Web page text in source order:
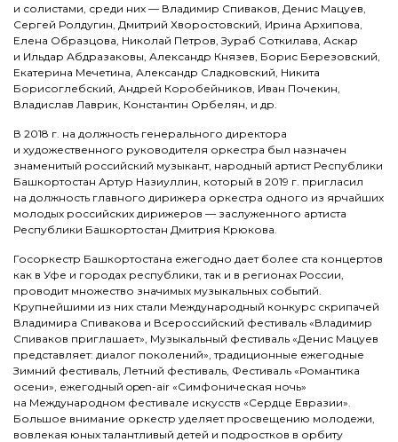
и солистами, среди них — Владимир Спиваков, Денис Мацуев,
Сергей Ролдугин, Дмитрий Хворостовский, Ирина Архипова,
Елена Образцова, Николай Петров, Зураб Соткилава, Аскар
и Ильдар Абдразаковы, Александр Князев, Борис Березовский,
Екатерина Мечетина, Александр Сладковский, Никита
Борисоглебский, Андрей Коробейников, Иван Почекин,
Владислав Лаврик, Константин Орбелян, и др.
В 2018 г. на должность генерального директора
и художественного руководителя оркестра был назначен
знаменитый российский музыкант, народный артист Республики
Башкортостан Артур Назиуллин, который в 2019 г. пригласил
на должность главного дирижера оркестра одного из ярчайших
молодых российских дирижеров — заслуженного артиста
Республики Башкортостан Дмитрия Крюкова.
Госоркестр Башкортостана ежегодно дает более ста концертов
как в Уфе и городах республики, так и в регионах России,
проводит множество значимых музыкальных событий.
Крупнейшими из них стали Международный конкурс скрипачей
Владимира Спивакова и Всероссийский фестиваль «Владимир
Спиваков приглашает», Музыкальный фестиваль «Денис Мацуев
представляет: диалог поколений», традиционные ежегодные
Зимний фестиваль, Летний фестиваль, Фестиваль «Романтика
осени», ежегодный open-air «Симфоническая ночь»
на Международном фестивале искусств «Сердце Евразии».
Большое внимание оркестр уделяет просвещению молодежи,
вовлекая юных талантливый детей и подростков в орбиту